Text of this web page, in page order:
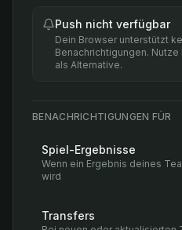
Push nicht verfügbar
Dein Browser unterstützt
Benachrichtigungen.
als Alternative.
BENACHRICHTIGUNGEN FÜR
Spiel-Ergebnisse
Wenn ein Ergebnis deines
wird
Transfers